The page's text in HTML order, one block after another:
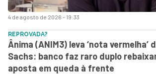
4 de agosto de 2026 - 19:33
REPROVADA?
Ânima (ANIM3) leva ‘nota vermelha’
Sachs: banco faz raro duplo
aposta em queda à frente